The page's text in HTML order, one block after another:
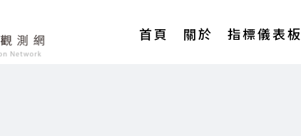
Main
首頁 關於 指標儀表板